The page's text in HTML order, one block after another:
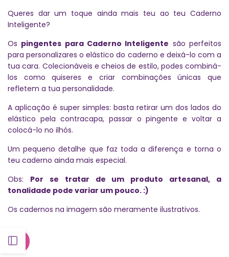
Abrir
Queres dar um toque ainda mais teu ao teu Caderno
Inteligente?
Os pingentes para Caderno Inteligente são perfeitos
para personalizares o elástico do caderno e deixá-lo com a
tua cara. Colecionáveis e cheios de estilo, podes combiná-
los como quiseres e criar combinações únicas que
refletem a tua personalidade.
A aplicação é super simples: basta retirar um dos lados do
elástico pela contracapa, passar o pingente e voltar a
colocá-lo no ilhós.
Um pequeno detalhe que faz toda a diferença e torna o
teu caderno ainda mais especial.
Obs: Por se tratar de um produto artesanal, a
tonalidade pode variar um pouco. :)
Os cadernos na imagem são meramente ilustrativos.